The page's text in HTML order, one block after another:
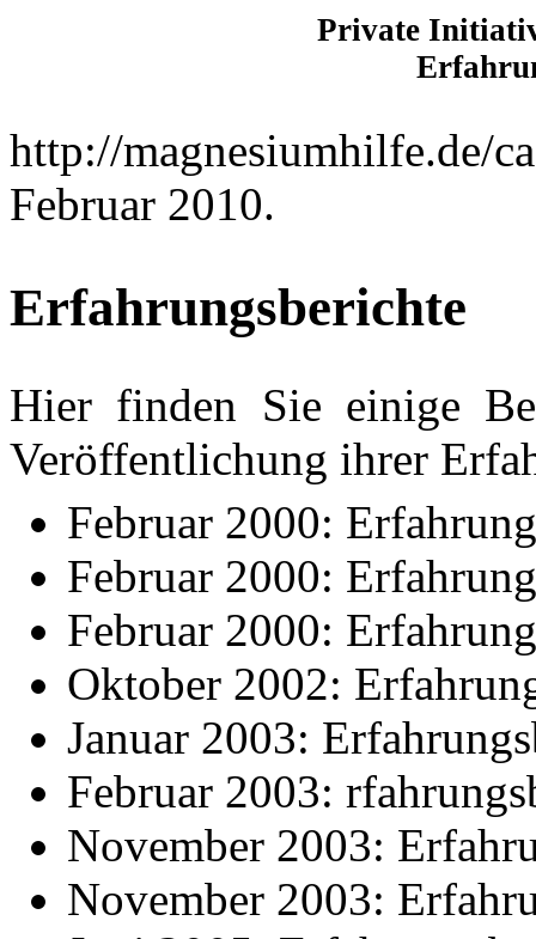
Private
http://magnesiumhilfe.de/
Februar 2010.
Erfahrungsberichte
Hier finden Sie einige
Veröffentlichung ihrer
Februar 2000:
Februar 2000:
Februar 2000:
Oktober 2002:
Januar 2003:
Februar 2003:
November 2003:
November 2003: